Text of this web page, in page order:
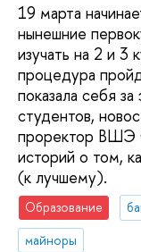
19 марта
нынешние
изучать на 2 и 3
процедура
показала себя
студентов,
проректор ВШЭ
историй о том,
(к лучшему).
Образование
майноры